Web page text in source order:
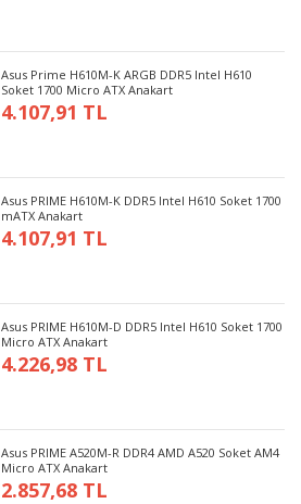
Asus Prime H610M-K ARGB DDR5 Intel H610
Soket 1700 Micro ATX Anakart
4.107,91 TL
Asus PRIME H610M-K DDR5 Intel H610 Soket 1700
mATX Anakart
4.107,91 TL
Asus PRIME H610M-D DDR5 Intel H610 Soket 1700
Micro ATX Anakart
4.226,98 TL
Asus PRIME A520M-R DDR4 AMD A520 Soket AM4
Micro ATX Anakart
2.857,68 TL